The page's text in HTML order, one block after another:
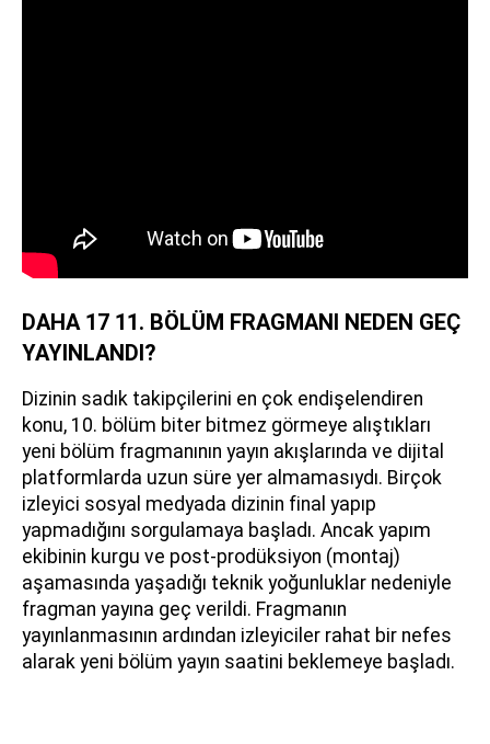
DAHA 17 11. BÖLÜM FRAGMANI NEDEN GEÇ
YAYINLANDI?
Dizinin sadık takipçilerini en çok endişelendiren
konu, 10. bölüm biter bitmez görmeye alıştıkları
yeni bölüm fragmanının yayın akışlarında ve dijital
platformlarda uzun süre yer almamasıydı. Birçok
izleyici sosyal medyada dizinin final yapıp
yapmadığını sorgulamaya başladı. Ancak yapım
ekibinin kurgu ve post-prodüksiyon (montaj)
aşamasında yaşadığı teknik yoğunluklar nedeniyle
fragman yayına geç verildi. Fragmanın
yayınlanmasının ardından izleyiciler rahat bir nefes
alarak yeni bölüm yayın saatini beklemeye başladı.